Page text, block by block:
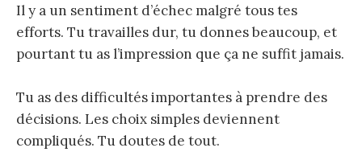
Il y a un sentiment d’échec malgré tous tes
efforts. Tu travailles dur, tu donnes beaucoup, et
pourtant tu as l’impression que ça ne suffit jamais.
Tu as des difficultés importantes à prendre des
décisions. Les choix simples deviennent
compliqués. Tu doutes de tout.